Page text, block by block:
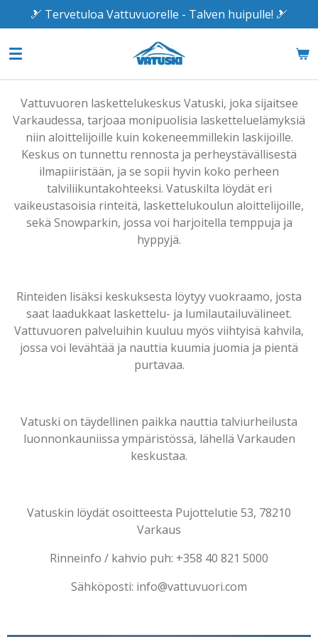
Siirry
pääsisältöön
🎿 Tervetuloa Vattuvuorelle - Talven huipulle! 🎿
Vattuvuoren laskettelukeskus Vatuski, joka sijaitsee
Varkaudessa, tarjoaa monipuolisia lasketteluelämyksiä
niin aloittelijoille kuin kokeneemmillekin laskijoille.
Keskus on tunnettu rennosta ja perheystävällisestä
ilmapiiristään, ja se sopii hyvin koko perheen
talviliikuntakohteeksi. Vatuskilta löydät eri
vaikeustasoisia rinteitä, laskettelukoulun aloittelijoille,
sekä Snowparkin, jossa voi harjoitella temppuja ja
hyppyjä.
Rinteiden lisäksi keskuksesta löytyy vuokraamo, josta
saat laadukkaat laskettelu- ja lumilautailuvälineet.
Vattuvuoren palveluihin kuuluu myös viihtyisä kahvila,
jossa voi levähtää ja nauttia kuumia juomia ja pientä
purtavaa.
Vatuski on täydellinen paikka nauttia talviurheilusta
luonnonkauniissa ympäristössä, lähellä Varkauden
keskustaa.
Vatuskin löydät osoitteesta Pujottelutie 53, 78210
Varkaus
Rinneinfo / kahvio puh: +358 40 821 5000
Sähköposti: info@vattuvuori.com